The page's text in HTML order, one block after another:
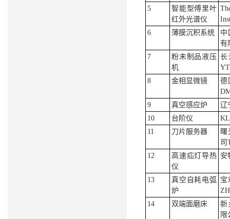
5
智能型傅里叶
红外光谱仪
6
薄膜沉积系统
中
有
7
粉末制品液压
机
长
8
金相显微镜
德
9
真空感应炉
辽
10
台阶仪
11
刀片服务器
曙
司
12
高速疝灯导热
仪
安
13
真空自耗电弧
炉
宝
14
双端面磨床
新
限